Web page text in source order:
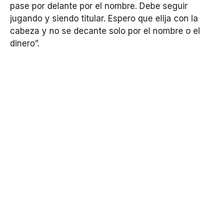
pase por delante por el nombre. Debe seguir
jugando y siendo titular. Espero que elija con la
cabeza y no se decante solo por el nombre o el
dinero”.